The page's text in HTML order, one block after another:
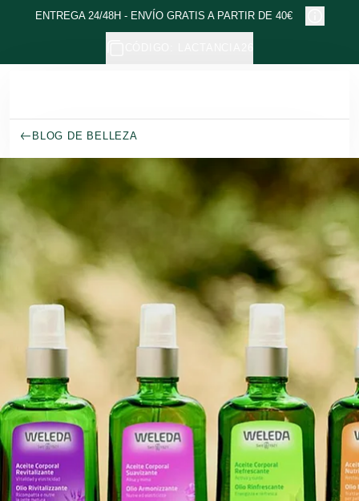
Ir al contenido principal
ENTREGA 24/48H - ENVÍO GRATIS A PARTIR DE 40€
BLOG DE BELLEZA